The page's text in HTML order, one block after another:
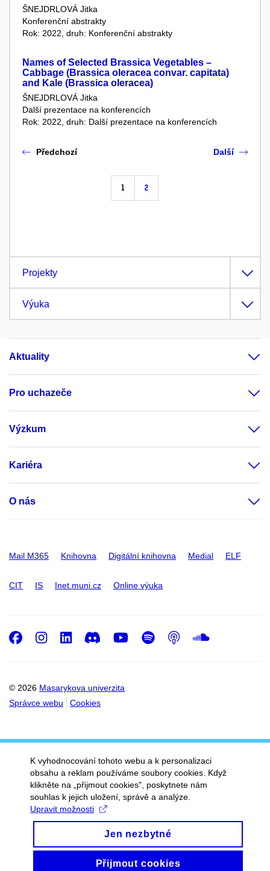
ŠNEJDRLOVÁ Jitka
Konferenční abstrakty
Rok: 2022, druh: Konferenční abstrakty
Names of Selected Brassica Vegetables –
Cabbage (Brassica oleracea convar. capitata)
and Kale (Brassica oleracea)
ŠNEJDRLOVÁ Jitka
Další prezentace na konferencích
Rok: 2022, druh: Další prezentace na konferencích
Předchozí
1 2
Další
Projekty
Výuka
Aktuality
Pro uchazeče
Výzkum
Kariéra
O nás
Mail M365 Knihovna Digitální knihovna Medial ELF
CIT IS Inet.muni.cz Online výuka
© 2026 Masarykova univerzita
Správce webu
Cookies
Facebook
Instagram
LinkedIn
DiscordYoutube
Spotify
Podcast
K vyhodnocování tohoto webu a k personalizaci
obsahu a reklam používáme soubory cookies. Když
klikněte na „přijmout cookies", poskytnete nám
souhlas k jejich uložení, správě a analýze.
Upravit možnosti
Jen nezbytné
Přijmout cookies